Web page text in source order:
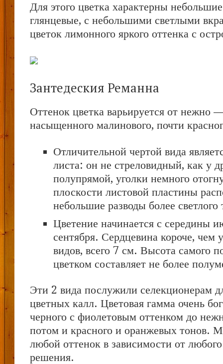
Для этого цветка характерны
глянцевые, с небольшими светлыми
цветок лимонного яркого оттенка с
Зантедеския Реманна
Оттенок цветка варьируется от нежно
насыщенного малинового, почти
Отличительной чертой вида
листа: он не стреловидный, как у
полупрямой, уголки немного
плоскости листовой пластины
небольшие разводы более светлого
Цветение начинается с середины
сентября. Сердцевина короче, чем
видов, всего 7 см. Высота самого
цветком составляет не более
Эти 2 вида послужили селекционерам
цветных калл. Цветовая гамма очень
черного с фиолетовым оттенком до
потом и красного и оранжевых тонов.
любой оттенок в зависимости от любого
решения.